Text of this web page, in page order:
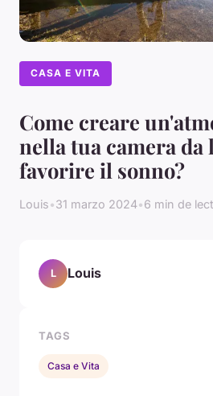
CASA E VITA
Come creare
nella tua camera da
favorire il sonno?
Louis•31 marzo 2024•6 min de
L Louis
TAGS
Casa e Vita